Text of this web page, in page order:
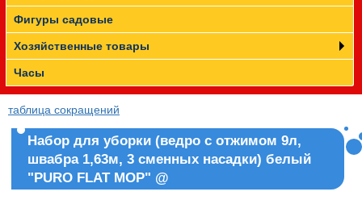
Фигуры садовые
Хозяйственные товары
Часы
таблица сокращений
Набор для уборки (ведро с отжимом 9л,
швабра 1,63м, 3 сменных насадки) белый
"PURO FLAT MOP" @